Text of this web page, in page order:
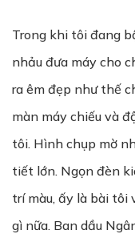
Trong khi tôi đang
nhảu đưa máy cho
ra êm đẹp như thế
màn máy chiếu và
tôi. Hình chụp mờ
tiết lớn. Ngọn đèn
trí màu, ấy là bài
gì nữa. Ban dầu